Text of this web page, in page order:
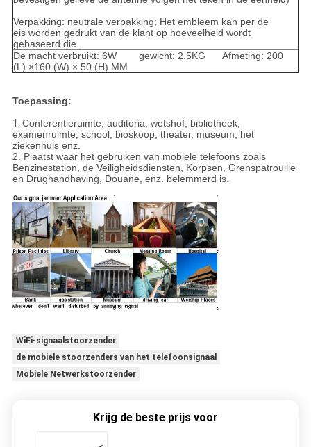
Verpakking: neutrale verpakking; Het embleem kan per de
eis worden gedrukt van de klant op hoeveelheid wordt
gebaseerd die.
De macht verbruikt: 6W gewicht: 2.5KG Afmeting: 200
(L) ×160 (W) × 50 (H) MM
Toepassing:
1. Conferentieruimte, auditoria, wetshof, bibliotheek,
examenruimte, school, bioskoop, theater, museum, het
ziekenhuis enz.
2. Plaatst waar het gebruiken van mobiele telefoons zoals
Benzinestation, de Veiligheidsdiensten, Korpsen, Grenspatrouille
en Drughandhaving, Douane, enz. belemmerd is.
WiFi-signaalstoorzender
de mobiele stoorzenders van het telefoonsignaal
Mobiele Netwerkstoorzender
Krijg de beste prijs voor